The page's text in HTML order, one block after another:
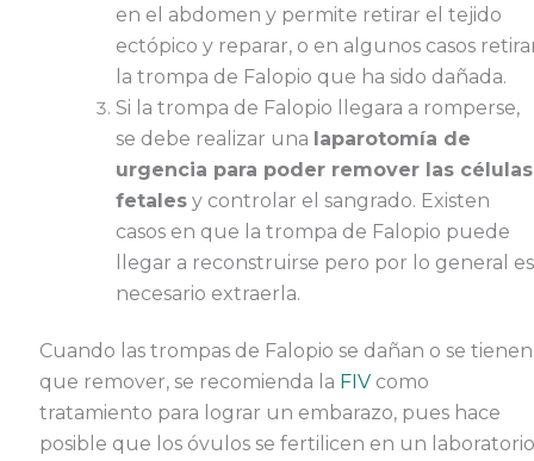
en el abdomen y permite retirar el tejido
ectópico y reparar, o en algunos casos
la trompa de Falopio que ha sido dañada.
Si la trompa de Falopio llegara a romperse,
se debe realizar una laparotomía de
urgencia para poder remover las células
fetalesy controlar el sangrado. Existen
casos en que la trompa de Falopio puede
llegar a reconstruirse pero por lo general es
necesario extraerla.
Cuando las trompas de Falopio se dañan o se tienen
que remover, se recomienda la FIVcomo
tratamiento para lograr un embarazo, pues hace
posible que los óvulos se fertilicen en un laboratorio